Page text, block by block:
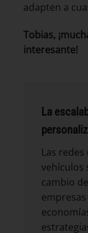
adapten a
Tobias,
interesante!
La
Las
vehículos
cambio